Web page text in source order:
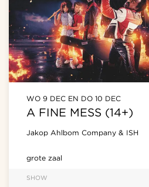
A FINE MESS (14+)
Jakop Ahlbom Company & ISH
WO 9 DEC EN DO 10 DEC
grote zaal
SHOW